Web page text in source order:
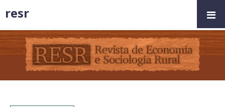
resr